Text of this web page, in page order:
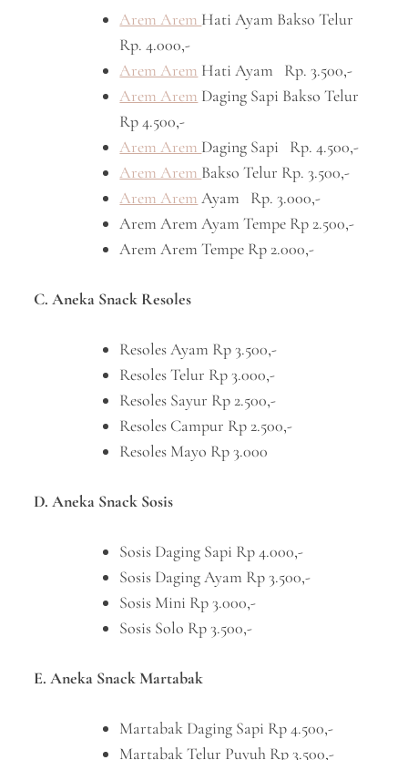
Arem Arem Hati Ayam Bakso Telur
Rp. 4.000,-
Arem Arem Hati Ayam Rp. 3.500,-
Arem Arem Daging Sapi Bakso Telur
Rp 4.500,-
Arem Arem Daging Sapi Rp. 4.500,-
Arem Arem Bakso Telur Rp. 3.500,-
Arem Arem Ayam Rp. 3.000,-
Arem Arem Ayam Tempe Rp 2.500,-
Arem Arem Tempe Rp 2.000,-
C. Aneka Snack Resoles
Resoles Ayam Rp 3.500,-
Resoles Telur Rp 3.000,-
Resoles Sayur Rp 2.500,-
Resoles Campur Rp 2.500,-
Resoles Mayo Rp 3.000
D. Aneka Snack Sosis
Sosis Daging Sapi Rp 4.000,-
Sosis Daging Ayam Rp 3.500,-
Sosis Mini Rp 3.000,-
Sosis Solo Rp 3.500,-
E. Aneka Snack Martabak
Martabak Daging Sapi Rp 4.500,-
Martabak Telur Puyuh Rp 3.500,-